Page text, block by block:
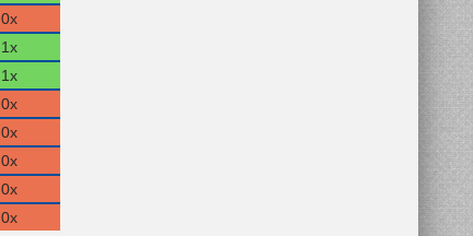
0x
1x
1x
0x
0x
0x
0x
0x